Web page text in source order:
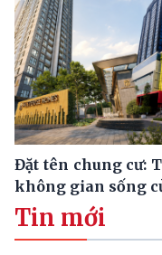
Đặt tên chung cư:
không gian sống
Tin mới